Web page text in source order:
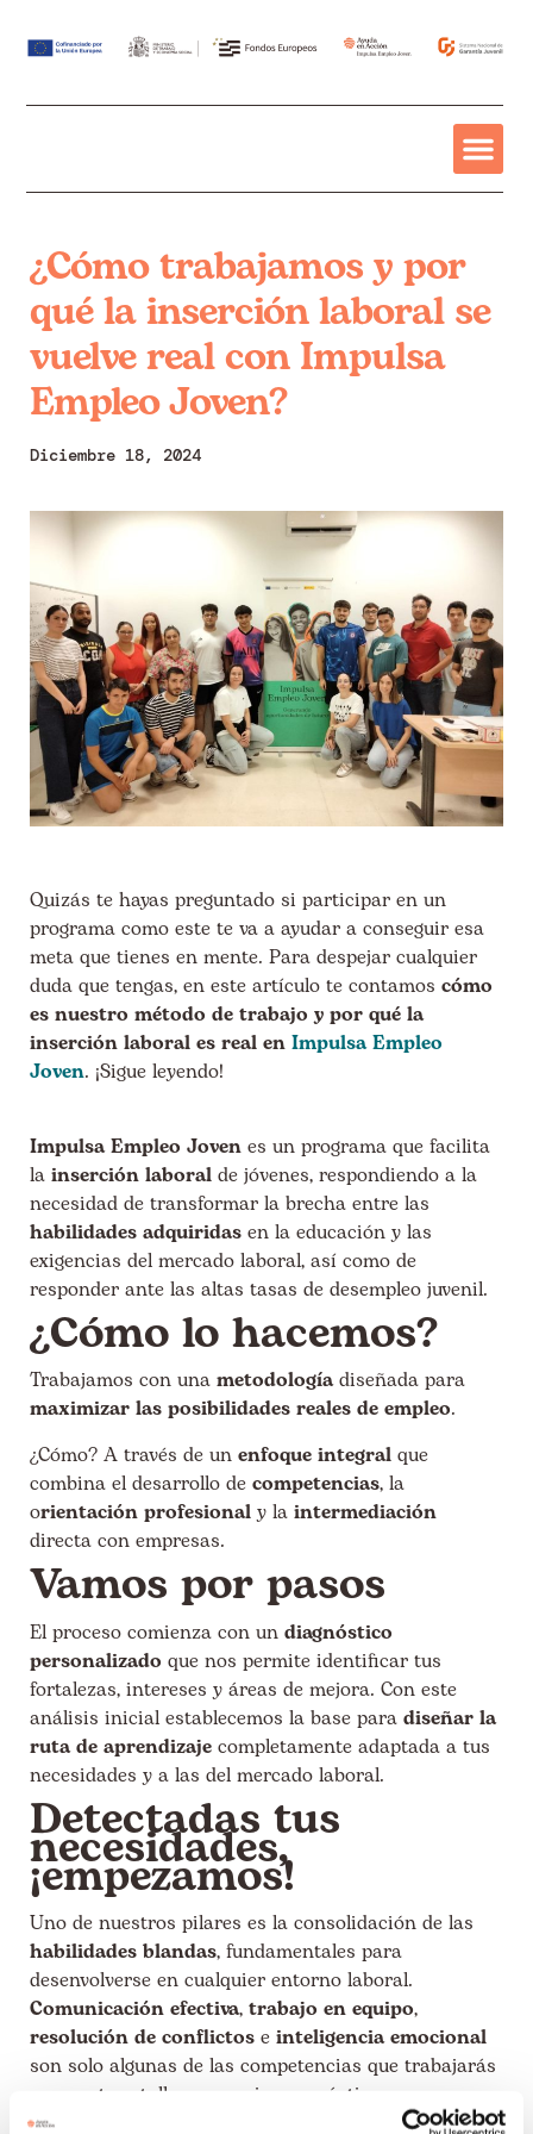
¿Cómo trabajamos y por
qué la inserción laboral se
vuelve real con Impulsa
Empleo Joven?
Diciembre 18, 2024
Quizás te hayas preguntado si participar en un
programa como este te va a ayudar a conseguir esa
meta que tienes en mente. Para despejar cualquier
duda que tengas, en este artículo te contamos cómo
es nuestro método de trabajo y por qué la
inserción laboral es real en Impulsa Empleo
Joven. ¡Sigue leyendo!
Impulsa Empleo Joven es un programa que facilita
la inserción laboral de jóvenes, respondiendo a la
necesidad de transformar la brecha entre las
habilidades adquiridas en la educación y las
exigencias del mercado laboral, así como de
responder ante las altas tasas de desempleo juvenil.
¿Cómo lo hacemos?
Trabajamos con una metodologíadiseñada para
maximizar las posibilidades reales de empleo.
¿Cómo? A través de un enfoque integral que
combina el desarrollo de competencias, la
orientación profesionaly la intermediación
directa con empresas.
Vamos por pasos
El proceso comienza con un diagnóstico
personalizado que nos permite identificar tus
fortalezas, intereses y áreas de mejora. Con este
análisis inicial establecemos la base para diseñar la
ruta de aprendizaje completamente adaptada a tus
necesidades y a las del mercado laboral.
Detectadas tus
necesidades,
¡empezamos!
Uno de nuestros pilares es la consolidación de las
habilidades blandas, fundamentales para
desenvolverse en cualquier entorno laboral.
Comunicación efectiva, trabajo en equipo,
resolución de conflictos e inteligencia emocional
son solo algunas de las competencias que trabajarás
en nuestros talleres y sesiones prácticas.